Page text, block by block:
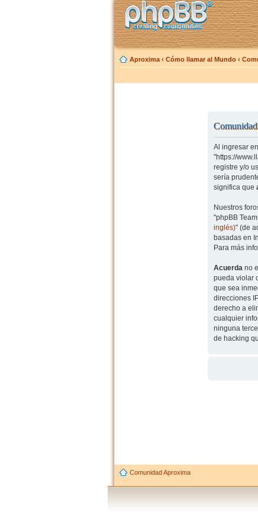
Aproxima ‹ Cómo llamar al Mundo ‹
Al ingresar
"https://
registre y/o
sería
significa que
Nuestros
"phpBB
inglés)" (de
basadas en
Para más
Acuerdano
pueda violar
que sea
direcciones
derecho a
cualquier
ninguna
de hacking
Comunidad Aproxima